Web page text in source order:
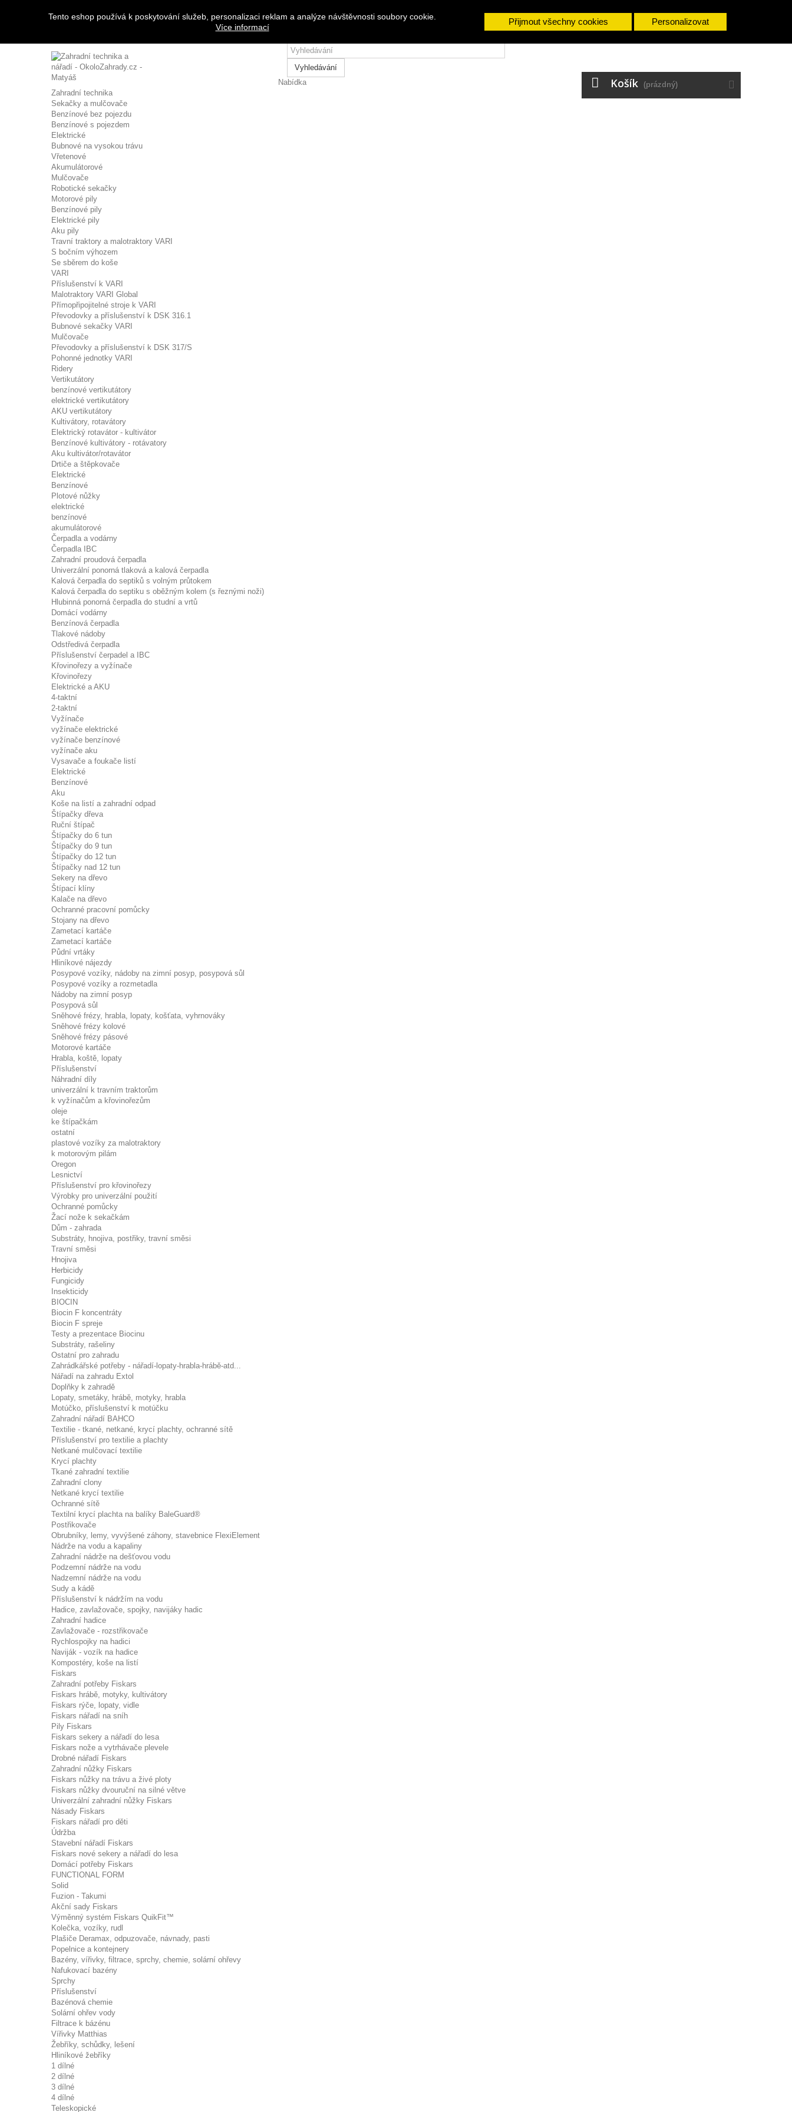
Tento eshop používá k poskytování služeb, personalizaci reklam a analýze návštěvnosti soubory cookie.
Více informací
Přijmout všechny cookies Personalizovat
Přihlásit se
Vyhledávání
Košík (prázdný)
Nabídka
Zahradní technika
Sekačky a mulčovače
Benzínové bez pojezdu
Benzínové s pojezdem
Elektrické
Bubnové na vysokou trávu
Vřetenové
Akumulátorové
Mulčovače
Robotické sekačky
Motorové pily
Benzínové pily
Elektrické pily
Aku pily
Travní traktory a malotraktory VARI
S bočním výhozem
Se sběrem do koše
VARI
Příslušenství k VARI
Malotraktory VARI Global
Přímopřipojitelné stroje k VARI
Převodovky a příslušenství k DSK 316.1
Bubnové sekačky VARI
Mulčovače
Převodovky a příslušenství k DSK 317/S
Pohonné jednotky VARI
Ridery
Vertikutátory
benzínové vertikutátory
elektrické vertikutátory
AKU vertikutátory
Kultivátory, rotavátory
Elektrický rotavátor - kultivátor
Benzínové kultivátory - rotávatory
Aku kultivátor/rotavátor
Drtiče a štěpkovače
Elektrické
Benzínové
Plotové nůžky
elektrické
benzínové
akumulátorové
Čerpadla a vodárny
Čerpadla IBC
Zahradní proudová čerpadla
Univerzální ponorná tlaková a kalová čerpadla
Kalová čerpadla do septiků s volným průtokem
Kalová čerpadla do septiku s oběžným kolem (s řeznými noži)
Hlubinná ponorná čerpadla do studní a vrtů
Domácí vodárny
Benzínová čerpadla
Tlakové nádoby
Odstředivá čerpadla
Příslušenství čerpadel a IBC
Křovinořezy a vyžínače
Křovinořezy
Elektrické a AKU
4-taktní
2-taktní
Vyžínače
vyžínače elektrické
vyžínače benzínové
vyžínače aku
Vysavače a foukače listí
Elektrické
Benzínové
Aku
Koše na listí a zahradní odpad
Štípačky dřeva
Ruční štípač
Štípačky do 6 tun
Štípačky do 9 tun
Štípačky do 12 tun
Štípačky nad 12 tun
Sekery na dřevo
Štípací klíny
Kalače na dřevo
Ochranné pracovní pomůcky
Stojany na dřevo
Zametací kartáče
Zametací kartáče
Půdní vrtáky
Hliníkové nájezdy
Posypové vozíky, nádoby na zimní posyp, posypová sůl
Posypové vozíky a rozmetadla
Nádoby na zimní posyp
Posypová sůl
Sněhové frézy, hrabla, lopaty, košťata, vyhrnováky
Sněhové frézy kolové
Sněhové frézy pásové
Motorové kartáče
Hrabla, koště, lopaty
Příslušenství
Náhradní díly
univerzální k travním traktorům
k vyžínačům a křovinořezům
oleje
ke štípačkám
ostatní
plastové vozíky za malotraktory
k motorovým pilám
Oregon
Lesnictví
Příslušenství pro křovinořezy
Výrobky pro univerzální použití
Ochranné pomůcky
Žací nože k sekačkám
Dům - zahrada
Substráty, hnojiva, postřiky, travní směsi
Travní směsi
Hnojiva
Herbicidy
Fungicidy
Insekticidy
BIOCIN
Biocin F koncentráty
Biocin F spreje
Testy a prezentace Biocinu
Substráty, rašeliny
Ostatní pro zahradu
Zahrádkářské potřeby - nářadí-lopaty-hrabla-hrábě-atd...
Nářadí na zahradu Extol
Doplňky k zahradě
Lopaty, smetáky, hrábě, motyky, hrabla
Motúčko, příslušenství k motúčku
Zahradní nářadí BAHCO
Textilie - tkané, netkané, krycí plachty, ochranné sítě
Příslušenství pro textilie a plachty
Netkané mulčovací textilie
Krycí plachty
Tkané zahradní textilie
Zahradní clony
Netkané krycí textilie
Ochranné sítě
Textilní krycí plachta na balíky BaleGuard®
Postřikovače
Obrubníky, lemy, vyvýšené záhony, stavebnice FlexiElement
Nádrže na vodu a kapaliny
Zahradní nádrže na dešťovou vodu
Podzemní nádrže na vodu
Nadzemní nádrže na vodu
Sudy a kádě
Příslušenství k nádržím na vodu
Hadice, zavlažovače, spojky, navijáky hadic
Zahradní hadice
Zavlažovače - rozstřikovače
Rychlospojky na hadici
Naviják - vozík na hadice
Kompostéry, koše na listí
Fiskars
Zahradní potřeby Fiskars
Fiskars hrábě, motyky, kultivátory
Fiskars rýče, lopaty, vidle
Fiskars nářadí na sníh
Pily Fiskars
Fiskars sekery a nářadí do lesa
Fiskars nože a vytrhávače plevele
Drobné nářadí Fiskars
Zahradní nůžky Fiskars
Fiskars nůžky na trávu a živé ploty
Fiskars nůžky dvouruční na silné větve
Univerzální zahradní nůžky Fiskars
Násady Fiskars
Fiskars nářadí pro děti
Údržba
Stavební nářadí Fiskars
Fiskars nové sekery a nářadí do lesa
Domácí potřeby Fiskars
FUNCTIONAL FORM
Solid
Fuzion - Takumi
Akční sady Fiskars
Výměnný systém Fiskars QuikFit™
Kolečka, vozíky, rudl
Plašiče Deramax, odpuzovače, návnady, pasti
Popelnice a kontejnery
Bazény, vířivky, filtrace, sprchy, chemie, solární ohřevy
Nafukovací bazény
Sprchy
Příslušenství
Bazénová chemie
Solární ohřev vody
Filtrace k bázénu
Vířivky Matthias
Žebříky, schůdky, lešení
Hliníkové žebříky
1 dílné
2 dílné
3 dílné
4 dílné
Teleskopické